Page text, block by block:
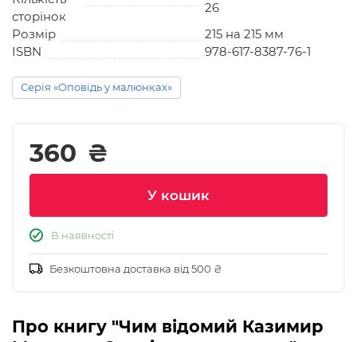
сторінок
26
Розмір
215 на 215 мм
ISBN
978-617-8387-76-1
Серія «Оповідь у малюнках»
360 ₴
У кошик
В наявності
Безкоштовна доставка від 500 ₴
Про книгу "Чим відомий Казимир